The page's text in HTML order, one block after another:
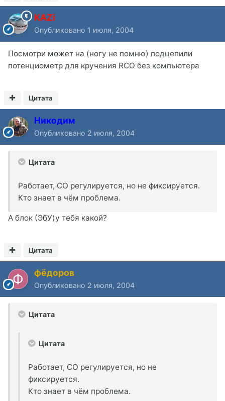
KAZi
Опубликовано 1 июля, 2004
Посмотри может на (ногу не помню) подцепили
потенциометр для кручения RCO без компьютера
Цитата
Никодим
Опубликовано 2 июля, 2004
Цитата
Работает, СО регулируется, но не фиксируется.
Кто знает в чём проблема.
А блок (ЭбУ)у тебя какой?
Цитата
фёдоров
Опубликовано 2 июля, 2004
Цитата
Цитата
Работает, СО регулируется, но не
фиксируется.
Кто знает в чём проблема.